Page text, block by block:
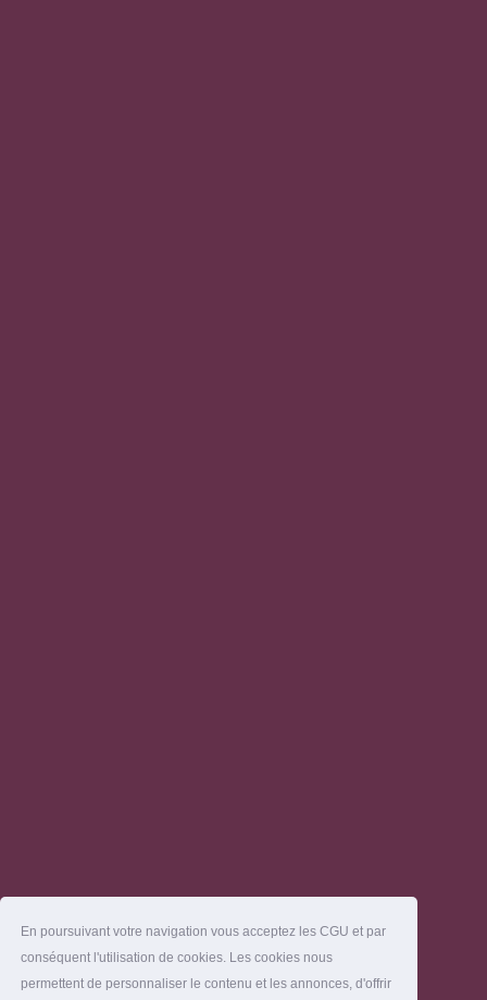
En poursuivant votre navigation vous acceptez les CGU et par
conséquent l'utilisation de cookies. Les cookies nous
permettent de personnaliser le contenu et les annonces, d'offrir